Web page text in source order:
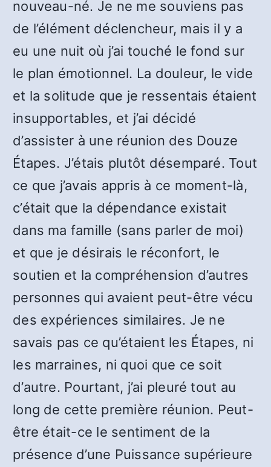
nouveau-né. Je ne me souviens pas
de l’élément déclencheur, mais il y a
eu une nuit où j’ai touché le fond sur
le plan émotionnel. La douleur, le vide
et la solitude que je ressentais étaient
insupportables, et j’ai décidé
d’assister à une réunion des Douze
Étapes. J’étais plutôt désemparé. Tout
ce que j’avais appris à ce moment-là,
c’était que la dépendance existait
dans ma famille (sans parler de moi)
et que je désirais le réconfort, le
soutien et la compréhension d’autres
personnes qui avaient peut-être vécu
des expériences similaires. Je ne
savais pas ce qu’étaient les Étapes, ni
les marraines, ni quoi que ce soit
d’autre. Pourtant, j’ai pleuré tout au
long de cette première réunion. Peut-
être était-ce le sentiment de la
présence d’une Puissance supérieure